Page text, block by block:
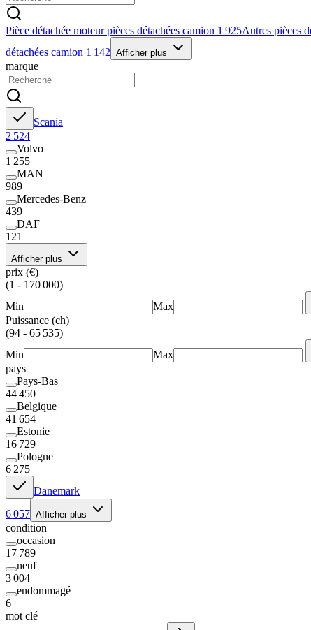
Pièce détachée moteur pièces détachées camion 1 925Autres pièces
détachées camion 1 142 Afficher plus
marque
Scania
2 524
Volvo
1 255
MAN
989
Mercedes-Benz
439
DAF
121
Afficher plus
prix (€)
(1 - 170 000)
Min
Max
Puissance (ch)
(94 - 65 535)
Min
Max
pays
Pays-Bas
44 450
Belgique
41 654
Estonie
16 729
Pologne
6 275
Danemark
6 057 Afficher plus
condition
occasion
17 789
neuf
3 004
endommagé
6
mot clé